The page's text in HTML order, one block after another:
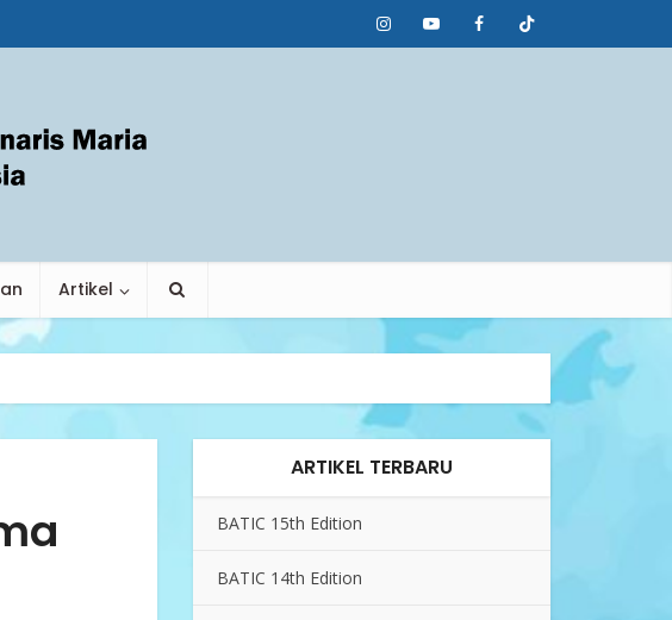
Artikel
ARTIKEL TERBARU
BATIC 15th Edition
BATIC 14th Edition